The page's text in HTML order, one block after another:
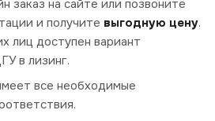
заказ на сайте или позвоните
и получите выгодную цену.
лиц доступен вариант
в лизинг.
все необходимые